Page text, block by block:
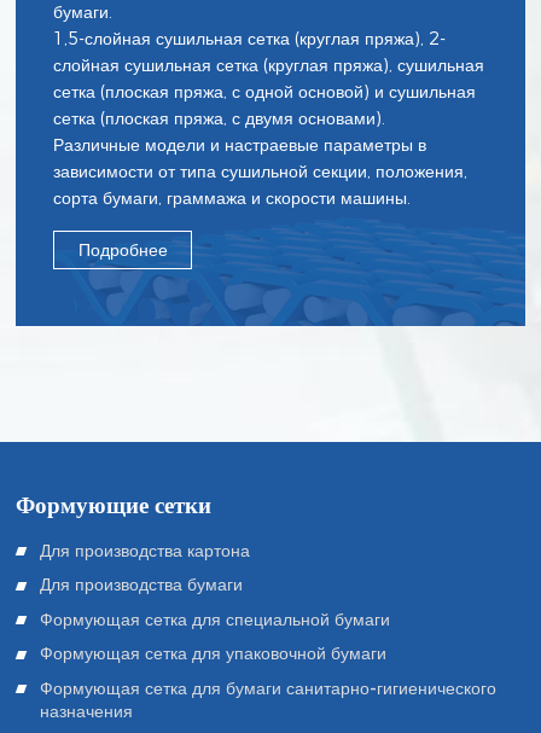
бумаги.
1,5-слойная сушильная сетка (круглая пряжа), 2-
слойная сушильная сетка (круглая пряжа), сушильная
сетка (плоская пряжа, с одной основой) и сушильная
сетка (плоская пряжа, с двумя основами).
Различные модели и настраевые параметры в
зависимости от типа сушильной секции, положения,
сорта бумаги, граммажа и скорости машины.
Подробнее
Формующие сетки
Для производства картона
Для производства бумаги
Формующая сетка для специальной бумаги
Формующая сетка для упаковочной бумаги
Формующая сетка для бумаги санитарно-гигиенического
назначения